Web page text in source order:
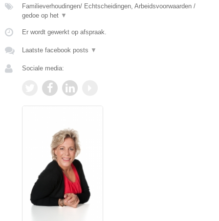
Familieverhoudingen/ Echtscheidingen, Arbeidsvoorwaarden /
gedoe op het ▼
Er wordt gewerkt op afspraak.
Laatste facebook posts ▼
Sociale media: